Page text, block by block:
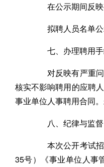
在公示期间反映
拟聘人员名单公
七、办理聘用
对反映有严重问
核实不影响聘用的应聘
事业单位人事聘用合同
八、纪律与监督
本次公开考试招
35号）《事业单位人事